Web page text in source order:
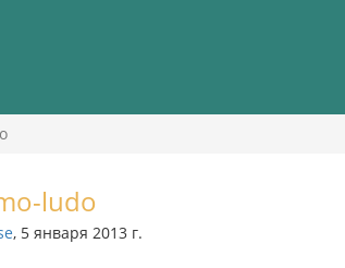
ludo
, 5 января 2013 г.